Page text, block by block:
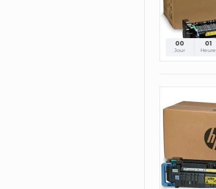
00
Jour
01
Heure